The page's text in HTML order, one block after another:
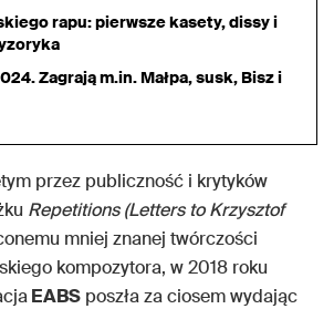
rapu: pierwsze kasety, dissy i
Zagrają m.in. Małpa, susk, Bisz i
przez publiczność i krytyków
­ Repetitions (Letters to Krzysztof
mniej znanej twórczości
kompozytora, w 2018 roku
EABS poszła za ciosem wydając